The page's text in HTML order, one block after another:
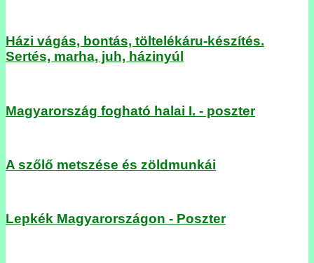
Házi vágás, bontás, töltelékáru-készítés.
Sertés, marha, juh, házinyúl
Magyarország fogható halai I. - poszter
A szőlő metszése és zöldmunkái
Lepkék Magyarországon - Poszter